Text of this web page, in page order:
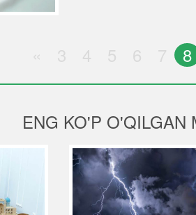
« 3 4 5 6 7 8
ENG KO'P O'QILGAN